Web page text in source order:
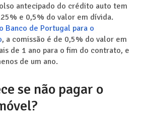
antecipado do crédito auto tem
e 0,5% do valor em dívida.
Banco de Portugal para o
, a comissão é de 0,5% do valor em
de 1 ano para o fim do contrato, e
de um ano.
se não pagar o